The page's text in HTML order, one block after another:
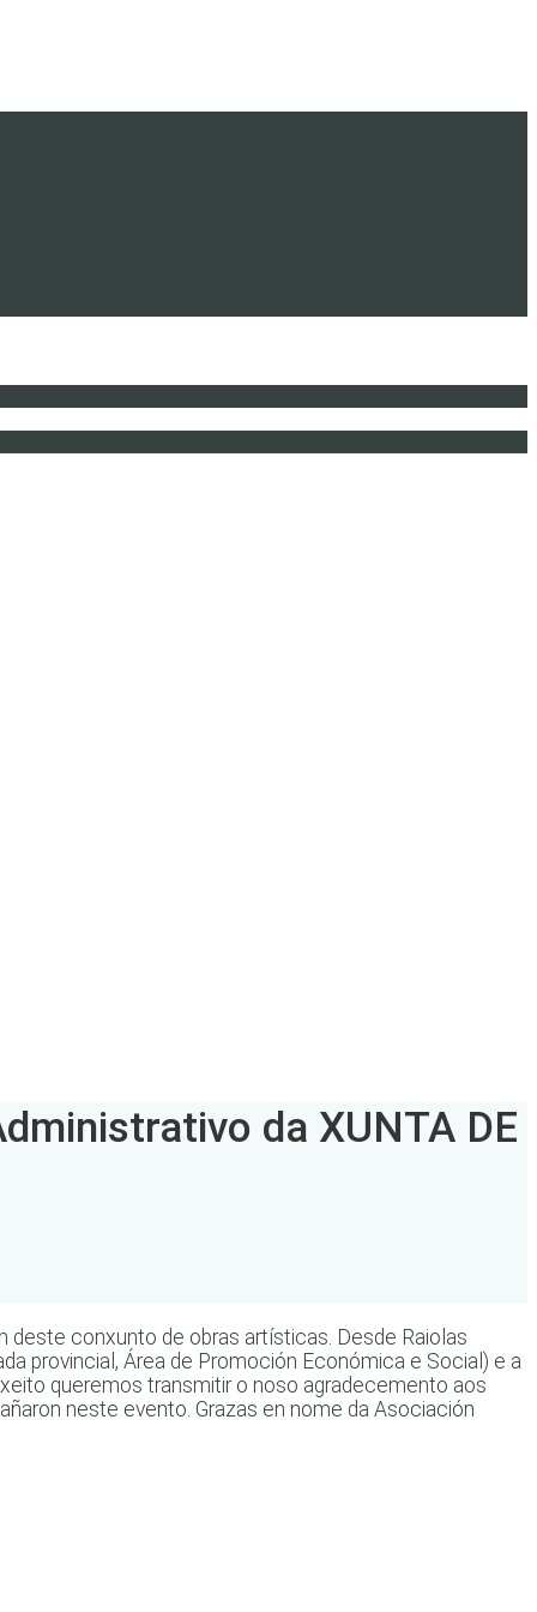
da XUNTA DE
deste conxunto de obras artísticas. Desde Raiolas
provincial, Área de Promoción Económica e Social) e a
queremos transmitir o noso agradecemento aos
neste evento. Grazas en nome da Asociación